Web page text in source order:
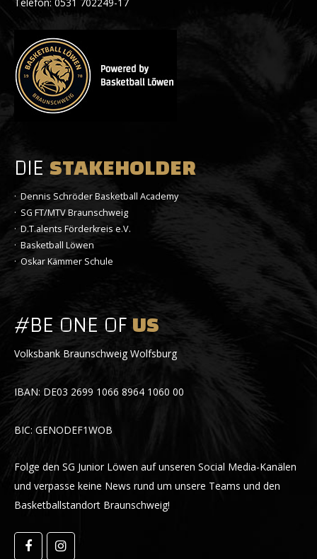
DIESTAKEHOLDER
· Dennis Schröder Basketball Academy
· SG FT/MTV Braunschweig
· D.T.alents Förderkreis e.V.
· Basketball Löwen
· Oskar Kämmer Schule
#BE ONE OFUS
Volksbank Braunschweig Wolfsburg
IBAN: DE03 2699 1066 8964 1060 00
BIC: GENODEF1WOB
Folge den SG Junior Löwen auf unseren Social Media-Kanälen
und verpasse keine News rund um unsere Teams und den
Basketballstandort Braunschweig!